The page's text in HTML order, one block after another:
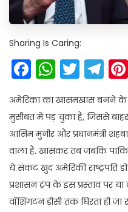
Sharing Is Caring:
Facebook
अमेरिका का खासमखास बनने
मुसीबत में पड़ चुका है, जिससे
आसिम मुनीर और प्रधानमंत्री
वाला है. खासकर तब जबकि
ये संकट खुद अमेरिकी राष्ट्रपति
प्रशासन ट्रंप के इस प्रस्ताव पर
वॉशिंगटन डीसी तक घिरता ही